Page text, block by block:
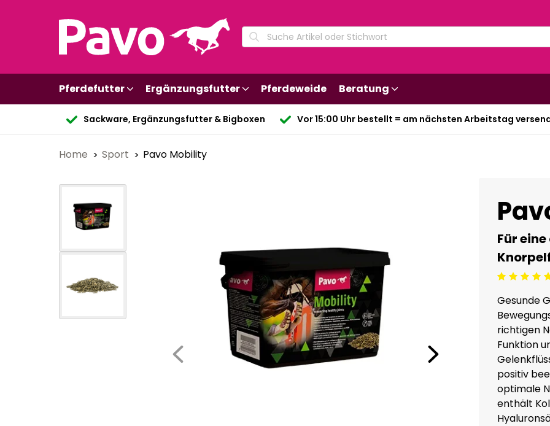
Pferdefutter Ergänzungsfutter Pferdeweide Beratung
Sackware, Ergänzungsfutter & Bigboxen Vor 15:00 Uhr bestellt = am nächsten Arbeitstag
Home Sport Pavo Mobility
Für
Beoordeling: 5/5
Gesunde
richtigen
Funktion
positiv
optimale
enthält